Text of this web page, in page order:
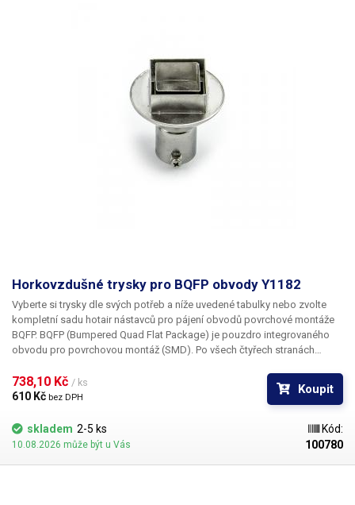
Horkovzdušné trysky pro BQFP obvody Y1182
Vyberte si trysky dle svých potřeb a níže uvedené tabulky nebo zvolte
kompletní sadu hotair nástavců pro pájení obvodů povrchové montáže
BQFP. BQFP (Bumpered Quad Flat Package) je pouzdro integrovaného
obvodu pro povrchovou montáž (SMD). Po všech čtyřech stranách
DPS. Tryska Y1182 je určena pro pouzdro BQFP o rozměru24 x 24 mm
738,10 Kč / ks
610 Kč bez DPH
Koupit
skladem 2-5 ks
10.08.2026 může být u Vás
Kód:
100780